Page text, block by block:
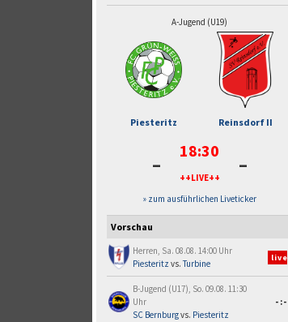
A-Jugend (U19)
Piesteritz Reinsdorf II
- 18:30
++LIVE++ -
» zum ausführlichen Liveticker
Vorschau
Herren, Sa. 08.08. 14:00 Uhr
Piesteritz vs.Turbine
live
B-Jugend (U17), So. 09.08. 11:30
Uhr
SC Bernburgvs. Piesteritz
-:-